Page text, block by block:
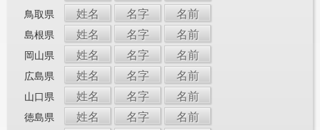
鳥取県 姓名 名字 名前
島根県 姓名 名字 名前
岡山県 姓名 名字 名前
広島県 姓名 名字 名前
山口県 姓名 名字 名前
徳島県 姓名 名字 名前